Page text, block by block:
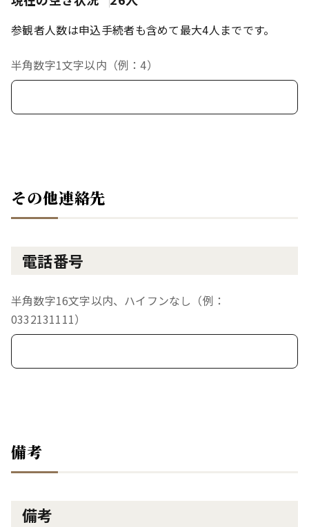
参観者人数は申込手続者も含めて最大4人までです。
半角数字1文字以内（例：4）
その他連絡先
電話番号
半角数字16文字以内、ハイフンなし（例：
0332131111）
備考
備考